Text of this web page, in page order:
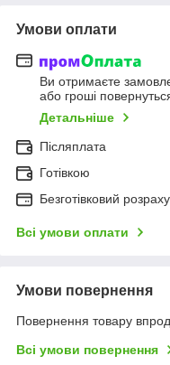
Умови оплати
Ви отримаєте
або гроші
Детальніше
Післяплата
Готівкою
Безготівковий
Всі умови оплати
Умови повернення
Повернення товару
Всі умови повернення